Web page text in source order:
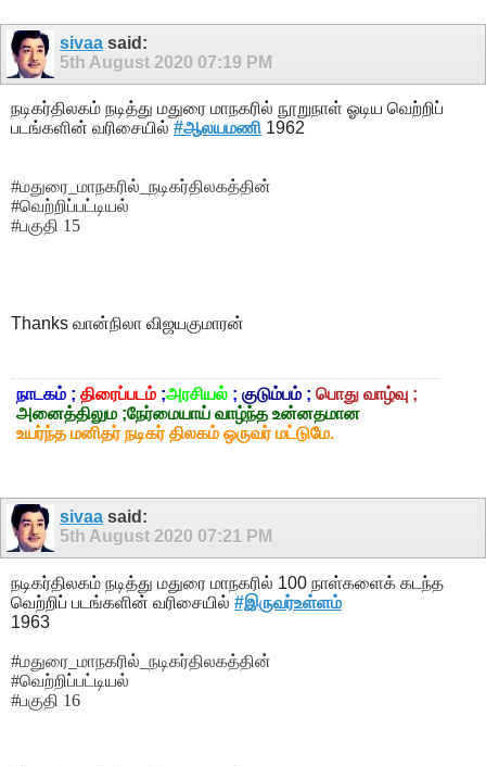
sivaa said:
5th August 2020 07:19 PM
நடிகர்திலகம் நடித்து மதுரை மாநகரில் நூறுநாள் ஓடிய வெற்றிப்
படங்களின் வரிசையில் #ஆலயமணி 1962
#மதுரை_மாநகரில்_நடிகர்திலகத்தின்
#வெற்றிப்பட்டியல்
#பகுதி 15
Thanks வான்நிலா விஜயகுமாரன்
நாடகம் ; திரைப்படம் ;அரசியல் ; குடும்பம் ; பொது வாழ்வு ;
அனைத்திலும ;நேர்மையாய் வாழ்ந்த உன்னதமான
உயர்ந்த மனிதர் நடிகர் திலகம் ஒருவர் மட்டுமே.
sivaa said:
5th August 2020 07:21 PM
நடிகர்திலகம் நடித்து மதுரை மாநகரில் 100 நாள்களைக் கடந்த
வெற்றிப் படங்களின் வரிசையில் #இருவர்உள்ளம்
1963
#மதுரை_மாநகரில்_நடிகர்திலகத்தின்
#வெற்றிப்பட்டியல்
#பகுதி 16